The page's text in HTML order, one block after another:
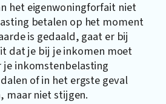
het eigenwoningforfait niet
betalen op het moment
is gedaald, gaat er bij
dat je bij je inkomen moet
inkomstenbelasting
of in het ergste geval
maar niet stijgen.